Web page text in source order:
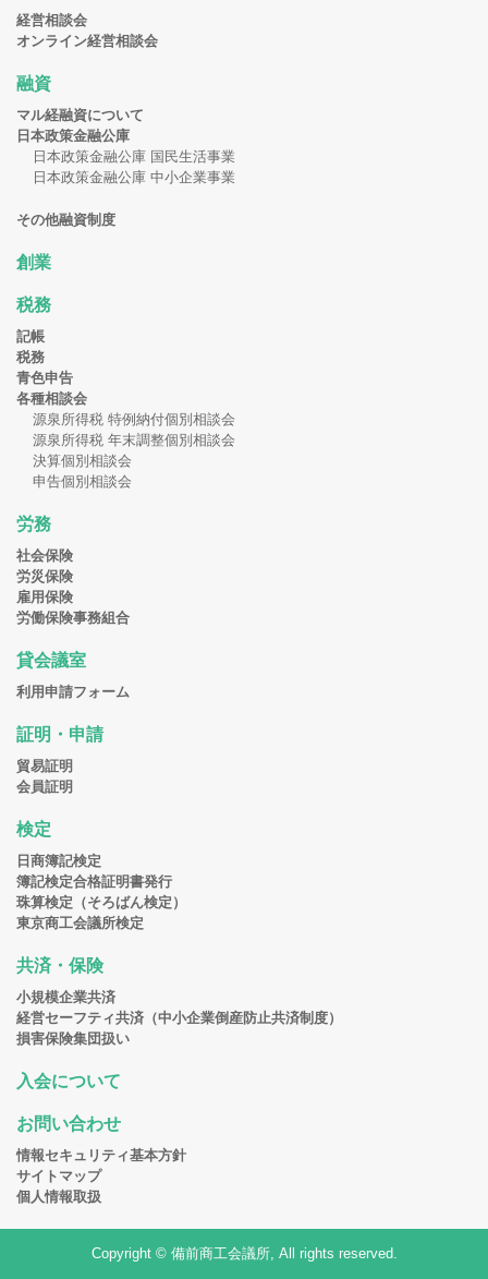
経営相談会
オンライン経営相談会
融資
マル経融資について
日本政策金融公庫
日本政策金融公庫 国民生活事業
日本政策金融公庫 中小企業事業
その他融資制度
創業
税務
記帳
税務
青色申告
各種相談会
源泉所得税 特例納付個別相談会
源泉所得税 年末調整個別相談会
決算個別相談会
申告個別相談会
労務
社会保険
労災保険
雇用保険
労働保険事務組合
貸会議室
利用申請フォーム
証明・申請
貿易証明
会員証明
検定
日商簿記検定
簿記検定合格証明書発行
珠算検定（そろばん検定）
東京商工会議所検定
共済・保険
小規模企業共済
経営セーフティ共済（中小企業倒産防止共済制度）
損害保険集団扱い
入会について
お問い合わせ
情報セキュリティ基本方針
サイトマップ
個人情報取扱
Copyright © 備前商工会議所, All rights reserved.